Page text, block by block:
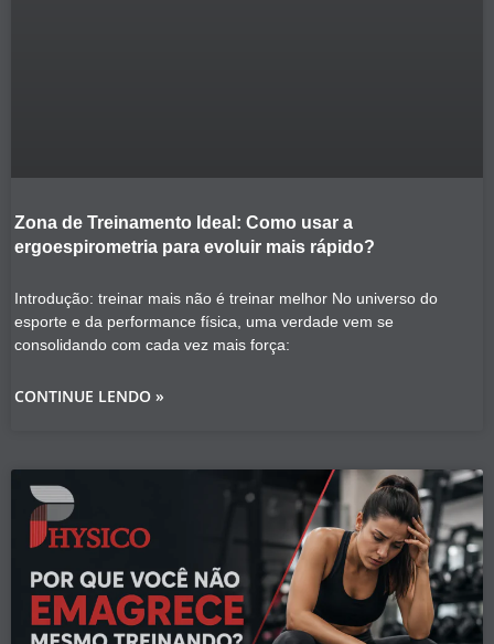
Zona de Treinamento Ideal: Como usar a
ergoespirometria para evoluir mais rápido?
Introdução: treinar mais não é treinar melhor No universo do
esporte e da performance física, uma verdade vem se
consolidando com cada vez mais força:
CONTINUE LENDO »